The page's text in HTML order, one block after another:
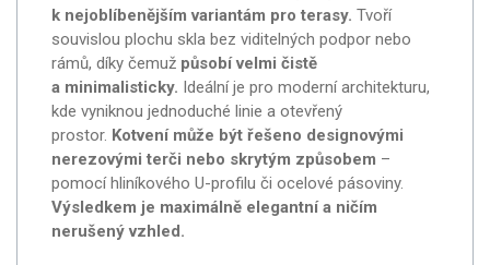
k nejoblíbenějším variantám pro terasy. Tvoří
souvislou plochu skla bez viditelných podpor nebo
rámů, díky čemuž působí velmi čistě
a minimalisticky. Ideální je pro moderní architekturu,
kde vyniknou jednoduché linie a otevřený
prostor. Kotvení může být řešeno designovými
nerezovými terči nebo skrytým způsobem –
pomocí hliníkového U-profilu či ocelové pásoviny.
Výsledkem je maximálně elegantní a ničím
nerušený vzhled.